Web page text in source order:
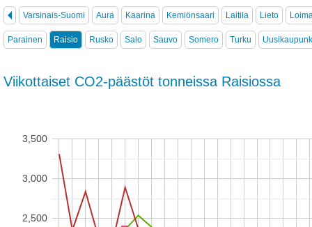
Varsinais-Suomi Aura Kaarina Kemiönsaari Laitila Lieto
Parainen Raisio Rusko Salo Sauvo Somero Turku
Viikottaiset CO2-päästöt tonneissa Raisiossa
2,500
3,000
3,500